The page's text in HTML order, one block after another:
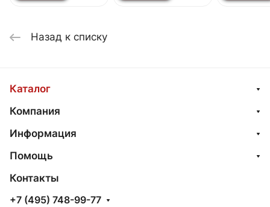
Назад к списку
Каталог
Компания
Информация
Помощь
Контакты
+7 (495) 748-99-77